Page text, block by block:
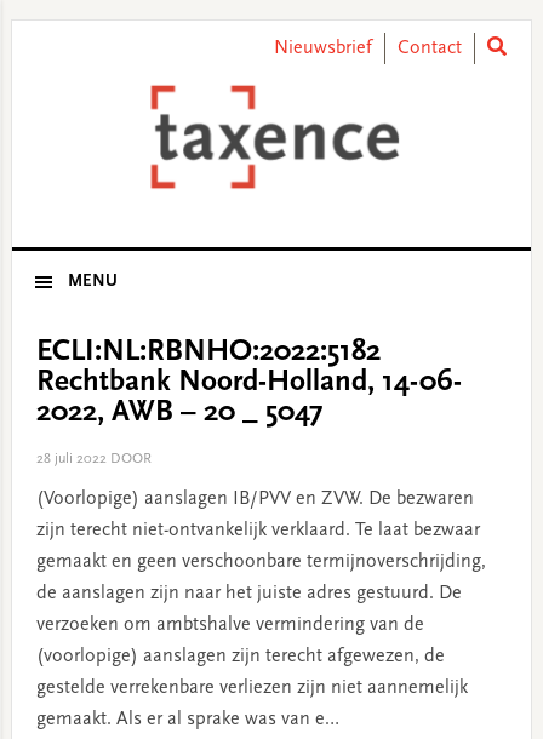
Nieuwsbrief Contact
MENU
ECLI:NL:RBNHO:2022:5182
Rechtbank Noord-Holland, 14-06-
2022, AWB – 20 _ 5047
28 juli 2022DOOR
(Voorlopige) aanslagen IB/PVV en ZVW. De bezwaren
zijn terecht niet-ontvankelijk verklaard. Te laat bezwaar
gemaakt en geen verschoonbare termijnoverschrijding,
de aanslagen zijn naar het juiste adres gestuurd. De
verzoeken om ambtshalve vermindering van de
(voorlopige) aanslagen zijn terecht afgewezen, de
gestelde verrekenbare verliezen zijn niet aannemelijk
gemaakt. Als er al sprake was van e…